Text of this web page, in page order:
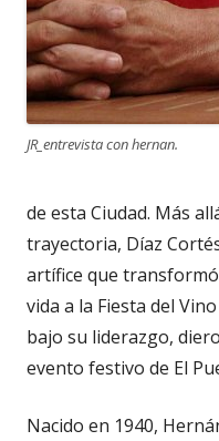
JR_entrevista con hernan.
de esta Ciudad. Más
trayectoria, Díaz
artífice que
vida a la Fiesta del
bajo su liderazgo,
evento festivo de El
Nacido en 1940,